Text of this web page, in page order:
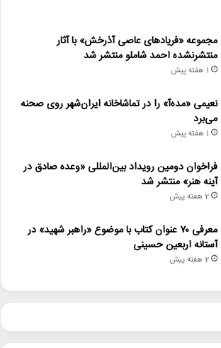
مجموعه «فریادهای عاصی آذرخش» با آثار
منتشرنشده احمد شاملو منتشر شد
1 هفته پیش
نعیمی «مده‌آ» را در تماشاخانه ایران‌شهر روی صحنه
می‌برد
1 هفته پیش
فراخوان دومین رویداد بین‌المللی «وعده صادق در
آینه هنر» منتشر شد
2 هفته پیش
معرفی ۷۰ عنوان کتاب با موضوع «راهبر شهید» در
آستانه اربعین حسینی
2 هفته پیش